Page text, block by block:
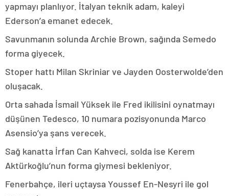
yapmayı planlıyor. İtalyan teknik adam, kaleyi
Ederson’a emanet edecek.
Savunmanın solunda Archie Brown, sağında Semedo
forma giyecek.
Stoper hattı Milan Skriniar ve Jayden Oosterwolde’den
oluşacak.
Orta sahada İsmail Yüksek ile Fred ikilisini oynatmayı
düşünen Tedesco, 10 numara pozisyonunda Marco
Asensio’ya şans verecek.
Sağ kanatta İrfan Can Kahveci, solda ise Kerem
Aktürkoğlu’nun forma giymesi bekleniyor.
Fenerbahçe, ileri uçtaysa Youssef En-Nesyri ile gol